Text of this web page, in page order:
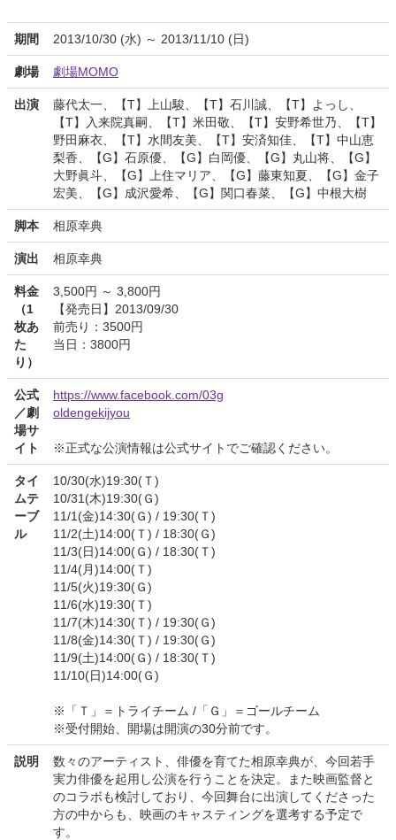
期間 2013/10/30 (水) ～ 2013/11/10 (日)
劇場 劇場MOMO
出演
藤代太一、【T】上山駿、【T】石川誠、【T】よっし、
【T】入来院真嗣、【T】米田敬、【T】安野希世乃、【T】
野田麻衣、【T】水間友美、【T】安済知佳、【T】中山恵
梨香、【G】石原優、【G】白岡優、【G】丸山将、【G】
大野眞斗、【G】上住マリア、【G】藤東知夏、【G】金子
宏美、【G】成沢愛希、【G】関口春菜、【G】中根大樹
脚本 相原幸典
演出 相原幸典
料金
（1
枚あ
た
り）
3,500円 ～ 3,800円
【発売日】2013/09/30
前売り：3500円
当日：3800円
公式
／劇
場サ
イト
https://www.facebook.com/03g
oldengekijyou
※正式な公演情報は公式サイトでご確認ください。
タイ
ムテ
ーブ
ル
10/30(水)19:30(Ｔ)
10/31(木)19:30(Ｇ)
11/1(金)14:30(Ｇ) / 19:30(Ｔ)
11/2(土)14:00(Ｔ) / 18:30(Ｇ)
11/3(日)14:00(Ｇ) / 18:30(Ｔ)
11/4(月)14:00(Ｔ)
11/5(火)19:30(Ｇ)
11/6(水)19:30(Ｔ)
11/7(木)14:30(Ｔ) / 19:30(Ｇ)
11/8(金)14:30(Ｔ) / 19:30(Ｇ)
11/9(土)14:00(Ｇ) / 18:30(Ｔ)
11/10(日)14:00(Ｇ)
※「Ｔ」＝トライチーム /「Ｇ」＝ゴールチーム
※受付開始、開場は開演の30分前です。
説明
数々のアーティスト、俳優を育てた相原幸典が、今回若手
実力俳優を起用し公演を行うことを決定。また映画監督と
のコラボも検討しており、今回舞台に出演してくださった
方の中からも、映画のキャスティングを選考する予定で
す。